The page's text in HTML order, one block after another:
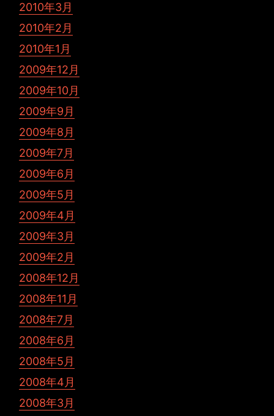
2010年3月
2010年2月
2010年1月
2009年12月
2009年10月
2009年9月
2009年8月
2009年7月
2009年6月
2009年5月
2009年4月
2009年3月
2009年2月
2008年12月
2008年11月
2008年7月
2008年6月
2008年5月
2008年4月
2008年3月